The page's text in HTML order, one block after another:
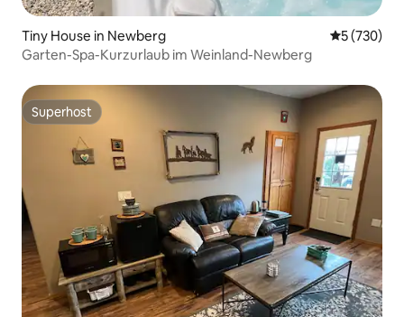
Tiny House in Newberg
5 (730)
Garten-Spa-Kurzurlaub im Weinland-Newberg
Superhost
Superhost